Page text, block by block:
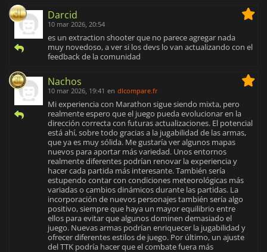
Darcid
10 mar 2026, 20:54
es un extraction shooter que no parece agregar nada
muy novedoso, a ver si los devs lo van actualizando con el
feedback de la comunidad
Nachos
10 mar 2026, 19:41 en dlcompare.fr
Mi experiencia con Marathon sigue siendo mixta, pero
realmente espero que el juego pueda evolucionar en la
dirección correcta con futuras actualizaciones. El potencial
está ahí, sobre todo gracias a la jugabilidad de las armas,
que ya es muy sólida. Me gustaría ver algunos mapas
nuevos para aportar más variedad. Unos entornos
realmente diferentes podrían renovar la experiencia y
hacer cada partida más interesante. También sería
estupendo contar con condiciones meteorológicas más
variadas o cambios dinámicos durante las partidas. La
incorporación de nuevos personajes también sería algo
positivo, siempre que haya un mayor equilibrio entre
ellos para evitar que algunos dominen demasiado el
juego. Nuevas armas podrían enriquecer la jugabilidad y
ofrecer diferentes estilos de juego. Por último, un ajuste
del TTK podría hacer que el combate fuera más